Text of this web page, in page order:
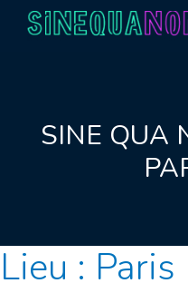
Aller au contenu
SINE QUA
Lieu : Paris